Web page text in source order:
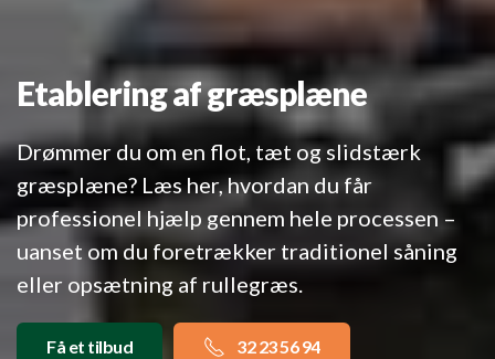
Etablering af græsplæne
Drømmer du om en flot, tæt og slidstærk
græsplæne? Læs her, hvordan du får
professionel hjælp gennem hele processen –
uanset om du foretrækker traditionel såning
eller opsætning af rullegræs.
Få et tilbud 32 23 56 94